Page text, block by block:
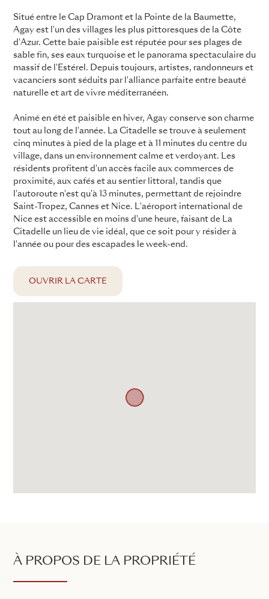
Situé entre le Cap Dramont et la Pointe de la Baumette,
Agay est l'un des villages les plus pittoresques de la Côte
d'Azur. Cette baie paisible est réputée pour ses plages de
sable fin, ses eaux turquoise et le panorama spectaculaire du
massif de l'Estérel. Depuis toujours, artistes, randonneurs et
vacanciers sont séduits par l'alliance parfaite entre beauté
naturelle et art de vivre méditerranéen.
Animé en été et paisible en hiver, Agay conserve son charme
tout au long de l'année. La Citadelle se trouve à seulement
cinq minutes à pied de la plage et à 11 minutes du centre du
village, dans un environnement calme et verdoyant. Les
résidents profitent d'un accès facile aux commerces de
proximité, aux cafés et au sentier littoral, tandis que
l'autoroute n'est qu'à 13 minutes, permettant de rejoindre
Saint-Tropez, Cannes et Nice. L'aéroport international de
Nice est accessible en moins d'une heure, faisant de La
Citadelle un lieu de vie idéal, que ce soit pour y résider à
l'année ou pour des escapades le week-end.
OUVRIR LA CARTE
À PROPOS DE LA PROPRIÉTÉ